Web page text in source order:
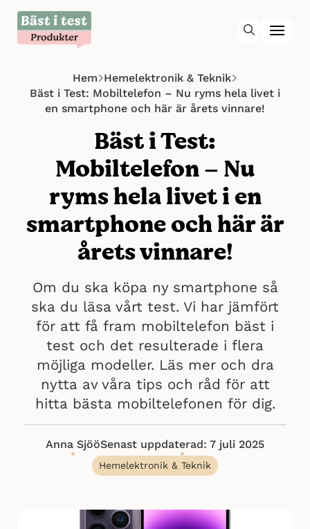
Hem Hemelektronik & Teknik
Bäst i Test: Mobiltelefon – Nu ryms hela livet i
en smartphone och här är årets vinnare!
Bäst i Test:
Mobiltelefon – Nu
ryms hela livet i en
smartphone och här är
årets vinnare!
Om du ska köpa ny smartphone så
ska du läsa vårt test. Vi har jämfört
för att få fram mobiltelefon bäst i
test och det resulterade i flera
möjliga modeller. Läs mer och dra
nytta av våra tips och råd för att
hitta bästa mobiltelefonen för dig.
Anna SjööSenast uppdaterad: 7 juli 2025
Hemelektronik & Teknik